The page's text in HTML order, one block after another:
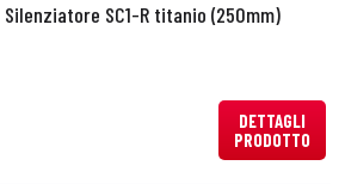
Silenziatore SC1-R titanio (250mm)
DETTAGLI
PRODOTTO